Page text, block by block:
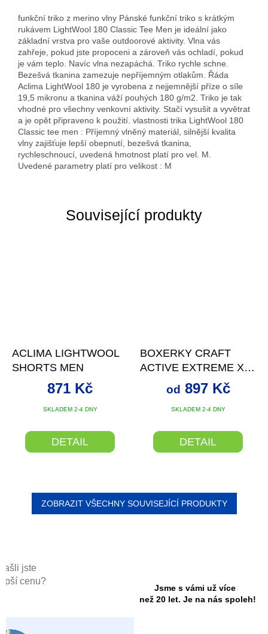
jste
cenu?
Jsme s vámi už více
než 20 let. Je na nás spoleh!
Související produkty
ACLIMA LIGHTWOOL
SHORTS MEN
SKLADEM 2-4 DNY
871 Kč
DETAIL
BOXERKY CRAFT
ACTIVE EXTREME X
PÁNSKÉ
SKLADEM 2-4 DNY
od 897 Kč
DETAIL
ZOBRAZIT VŠECHNY SOUVISEJÍCÍ PRODUKTY
funkční triko z merino vlny Pánské funkční triko s krátkým
rukávem LightWool 180 Classic Tee Men je ideální jako
základní vrstva pro vaše outdoorové aktivity. Vlna vás
zahřeje, pokud jste propoceni a zároveň vás ochladí, pokud
je vám teplo. Navíc vlna nezapáchá. Triko rychle schne.
Bezešvá tkanina zamezuje nepříjemným otlakům. Řáda
Aclima LightWool 180 je vyrobena z nejjemnější příze o síle
19,5 mikronu a tkanina váží pouhých 180 g/m2. Triko je tak
vhodné pro všechny venkovní aktivity. Stačí vysušit a vyvětrat
a je opět připraveno k použití. vlastnosti trika LightWool 180
Classic tee men : Příjemný vlněný materiál, silnější kvalita
vlny zajišťuje lepší obepnutí, bezešvá tkanina,
rychleschnoucí, uvedená hmotnost platí pro vel. M.
Uvedené parametry platí pro velikost : M